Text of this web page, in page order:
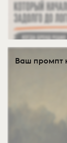
Ваш промпт